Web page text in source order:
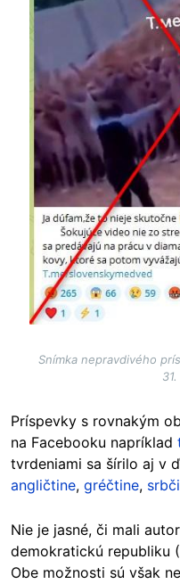
Snímka nepravdivého
Príspevky s rovnakým
na Facebooku napríklad
tvrdeniami sa šírilo aj v
angličtine, gréčtine,
Nie je jasné, či mali
demokratickú republiku
Obe možnosti sú však